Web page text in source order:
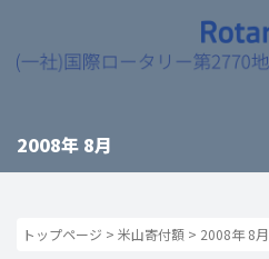
2008年 8月
トップページ > 米山寄付額 > 2008年 8月